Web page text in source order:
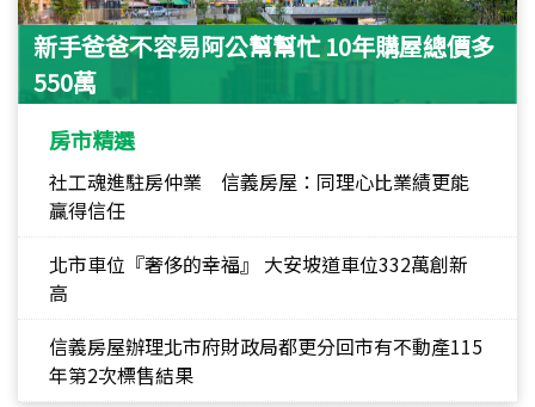
新手爸爸不容易阿公幫幫忙 10年購屋總價多
550萬
房市精選
社工魂進駐房仲業 信義房屋：同理心比業績更能
贏得信任
北市車位『奢侈的幸福』 大安坡道車位332萬創新
高
信義房屋辦理北市府財政局都更分回市有不動產115
年第2次標售結果